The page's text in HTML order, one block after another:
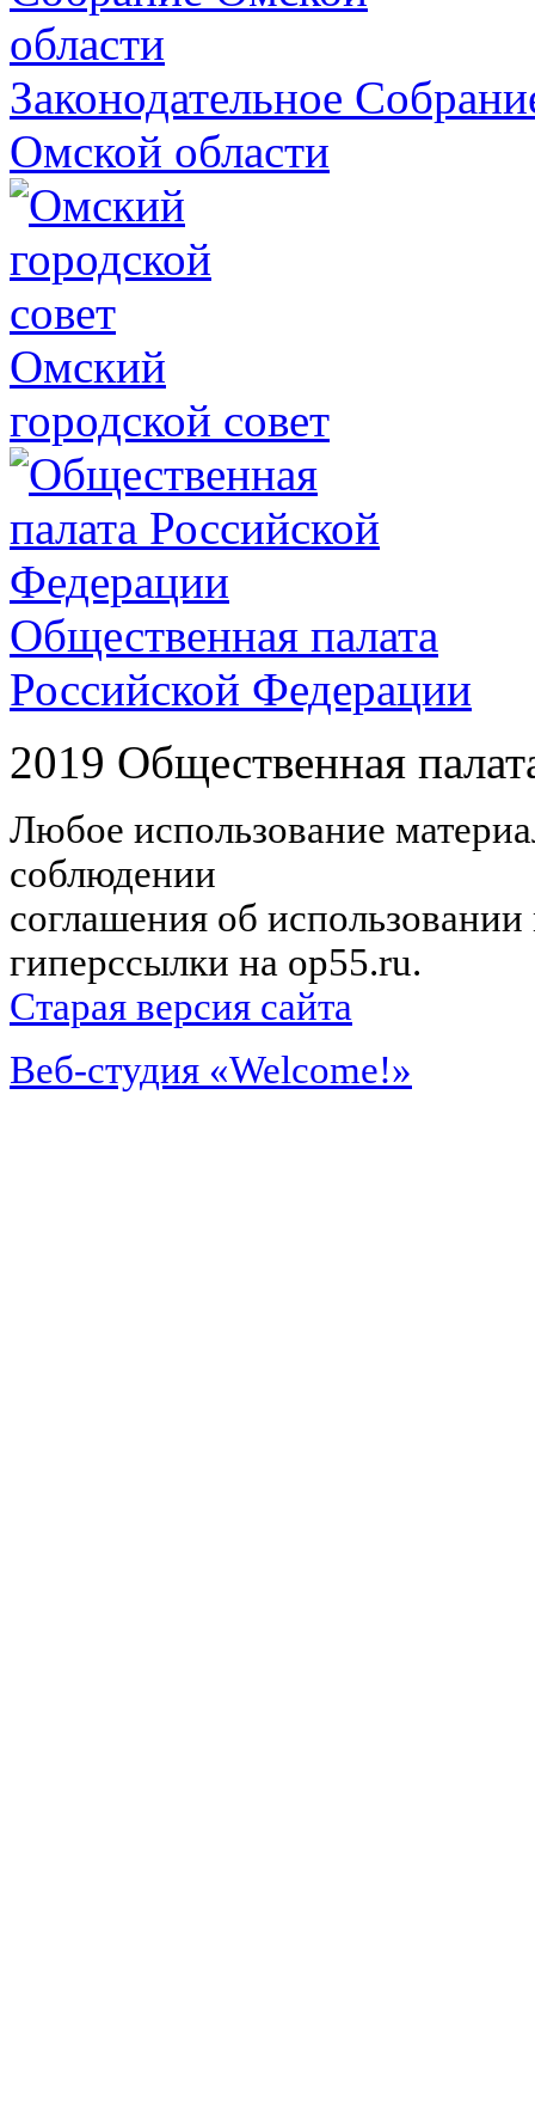
Законодательное
Омской области
Омский
городской совет
Общественная палата
Российской Федерации
2019 Общественная
Любое использование
соблюдении
соглашения об
гиперссылки на op55.ru.
Старая версия сайта
Веб-студия «Welcome!»